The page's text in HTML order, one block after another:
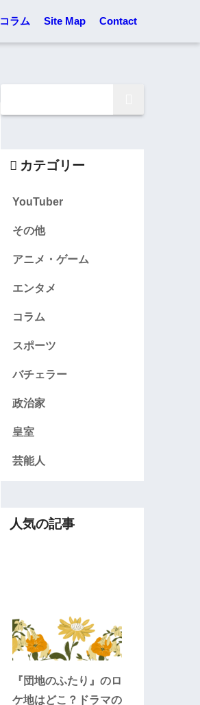
コラム Site Map Contact
カテゴリー
YouTuber
その他
アニメ・ゲーム
エンタメ
コラム
スポーツ
バチェラー
政治家
皇室
芸能人
人気の記事
『団地のふたり』のロ
ケ地はどこ？ドラマの